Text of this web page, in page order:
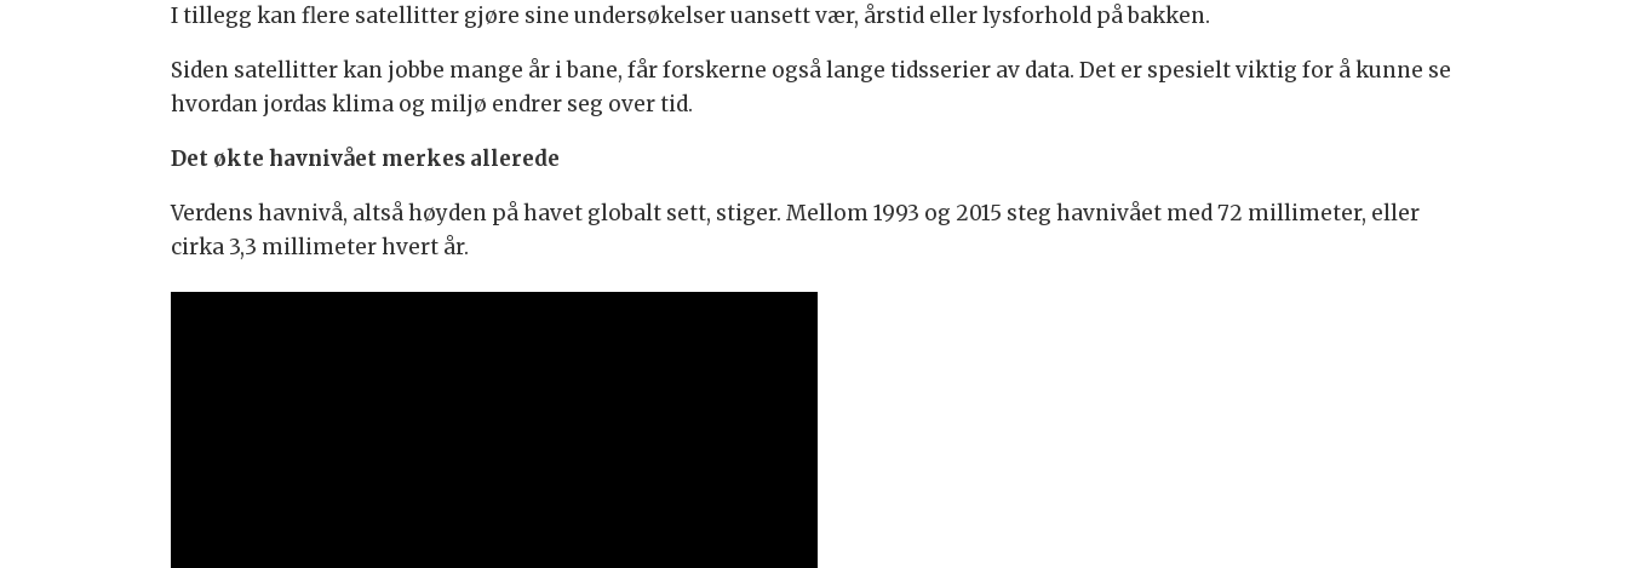
I tillegg kan flere satellitter gjøre sine undersøkelser uansett vær, årstid eller lysforhold på bakken.
Siden satellitter kan jobbe mange år i bane, får forskerne også lange tidsserier av data. Det er spesielt viktig for å kunne se
hvordan jordas klima og miljø endrer seg over tid.
Det økte havnivået merkes allerede
Verdens havnivå, altså høyden på havet globalt sett, stiger. Mellom 1993 og 2015 steg havnivået med 72 millimeter, eller
cirka 3,3 millimeter hvert år.